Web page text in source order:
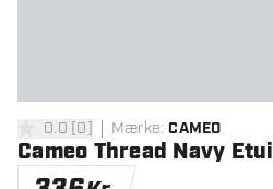
0 bedømmelsesstjerner
0.0 [0] Mærke: CAMEO
Cameo Thread Navy Etui